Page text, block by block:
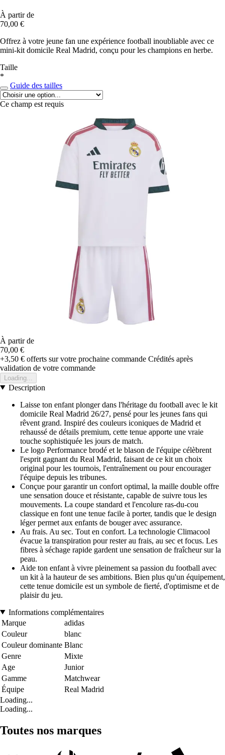
À partir de
70,00 €
Offrez à votre jeune fan une expérience football inoubliable avec ce
mini-kit domicile Real Madrid, conçu pour les champions en herbe.
Taille
*
Guide des tailles
Ce champ est requis
À partir de
70,00 €
+3,50 € offerts sur votre prochaine commande Crédités après
validation de votre commande
Loading...
Description
Laisse ton enfant plonger dans l'héritage du football avec le kit
domicile Real Madrid 26/27, pensé pour les jeunes fans qui
rêvent grand. Inspiré des couleurs iconiques de Madrid et
rehaussé de détails premium, cette tenue apporte une vraie
touche sophistiquée les jours de match.
Le logo Performance brodé et le blason de l'équipe célèbrent
l'esprit gagnant du Real Madrid, faisant de ce kit un choix
original pour les tournois, l'entraînement ou pour encourager
l'équipe depuis les tribunes.
Conçue pour garantir un confort optimal, la maille double offre
une sensation douce et résistante, capable de suivre tous les
mouvements. La coupe standard et l'encolure ras-du-cou
classique en font une tenue facile à porter, tandis que le design
léger permet aux enfants de bouger avec assurance.
Au frais. Au sec. Tout en confort. La technologie Climacool
évacue la transpiration pour rester au frais, au sec et focus. Les
fibres à séchage rapide gardent une sensation de fraîcheur sur la
peau.
Aide ton enfant à vivre pleinement sa passion du football avec
un kit à la hauteur de ses ambitions. Bien plus qu'un équipement,
cette tenue domicile est un symbole de fierté, d'optimisme et de
plaisir du jeu.
Informations complémentaires
Marque
adidas
Couleur
blanc
Couleur dominante Blanc
Genre
Mixte
Age
Junior
Gamme
Matchwear
Équipe
Real Madrid
Loading...
Loading...
Toutes nos marques